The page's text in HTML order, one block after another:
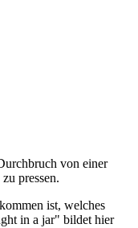
von einer
pressen.
ist, welches
in a jar" bildet hier